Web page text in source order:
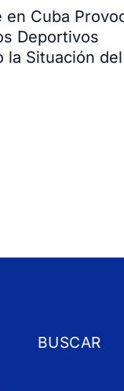
Cuba
Deportivos
la Situación del
BUSCAR